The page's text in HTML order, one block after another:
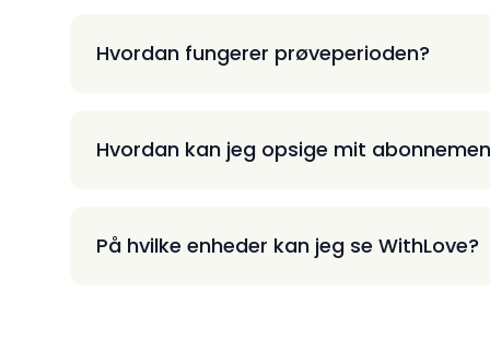
Hvordan fungerer prøveperioden?
Hvordan kan jeg opsige mit
På hvilke enheder kan jeg se WithLove?